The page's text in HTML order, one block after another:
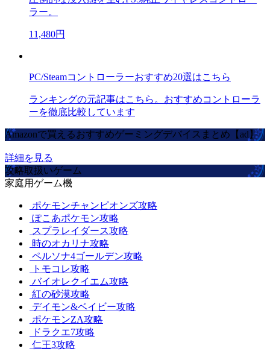
ラー。
11,480円
PC/Steamコントローラーおすすめ20選はこちら
ランキングの元記事はこちら。おすすめコントローラ
ーを徹底比較しています
Amazonで買えるおすすめゲーミングデバイスまとめ【ad】
詳細を見る
攻略取扱いゲーム
家庭用ゲーム機
ポケモンチャンピオンズ攻略
ぽこあポケモン攻略
スプラレイダース攻略
時のオカリナ攻略
ペルソナ4ゴールデン攻略
トモコレ攻略
バイオレクイエム攻略
紅の砂漠攻略
デイモン&ベイビー攻略
ポケモンZA攻略
ドラクエ7攻略
仁王3攻略